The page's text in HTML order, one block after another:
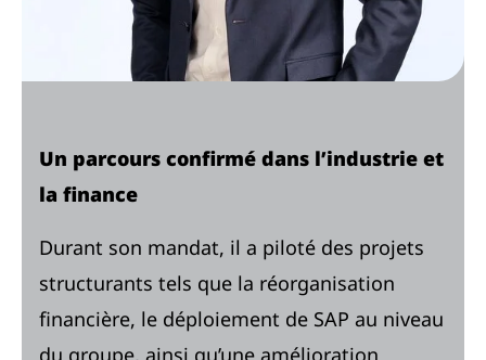
Un parcours confirmé dans l’industrie et
la finance
Durant son mandat, il a piloté des projets
structurants tels que la réorganisation
financière, le déploiement de SAP au niveau
du groupe, ainsi qu’une amélioration